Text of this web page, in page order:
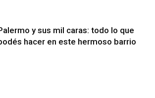
y sus mil caras: todo lo que
hacer en este hermoso barrio